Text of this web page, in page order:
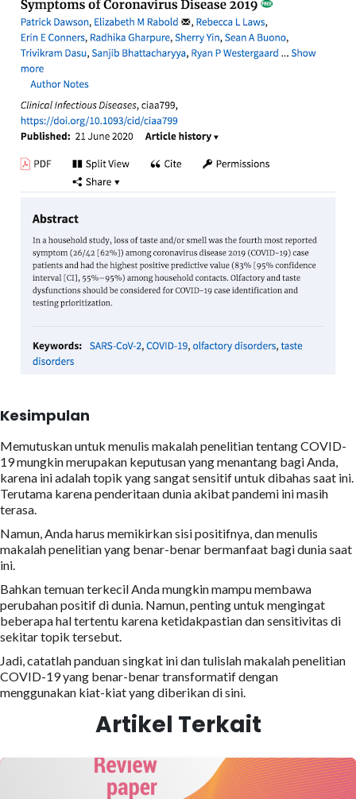
Kesimpulan
Memutuskan untuk menulis makalah penelitian tentang COVID-
19 mungkin merupakan keputusan yang menantang bagi Anda,
karena ini adalah topik yang sangat sensitif untuk dibahas saat ini.
Terutama karena penderitaan dunia akibat pandemi ini masih
terasa.
Namun, Anda harus memikirkan sisi positifnya, dan menulis
makalah penelitian yang benar-benar bermanfaat bagi dunia saat
ini.
Bahkan temuan terkecil Anda mungkin mampu membawa
perubahan positif di dunia. Namun, penting untuk mengingat
beberapa hal tertentu karena ketidakpastian dan sensitivitas di
sekitar topik tersebut.
Jadi, catatlah panduan singkat ini dan tulislah makalah penelitian
COVID-19 yang benar-benar transformatif dengan
menggunakan kiat-kiat yang diberikan di sini.
Artikel Terkait